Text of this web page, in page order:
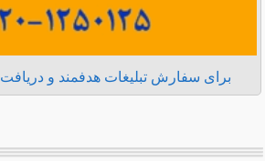
برای سفارش تبلیغات هدفمند و